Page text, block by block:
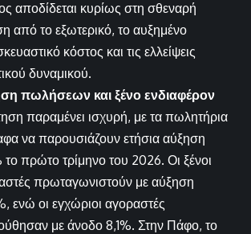
αποδίδεται κυρίως στη σθεναρή
από το εξωτερικό, το αυξημένο
κόστος και τις ελλείψεις
δυναμικού.
πωλήσεων και ξένο ενδιαφέρον
παραμένει ισχυρή, με τα πωλητήρια
να παρουσιάζουν ετήσια αύξηση
το πρώτο τρίμηνο του 2026. Οι ξένοι
πρωταγωνιστούν με αύξηση
ενώ οι εγχώριοι αγοραστές
με άνοδο 8,1%. Στην Πάφο, το